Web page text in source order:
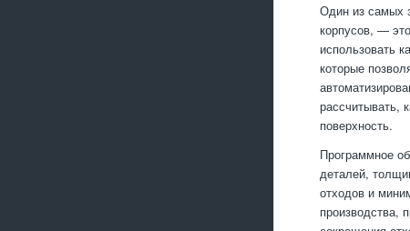
Один из самых
корпусов, —
использовать
которые
рассчитывать,
поверхность.
Программное
деталей,
отходов и
производства,